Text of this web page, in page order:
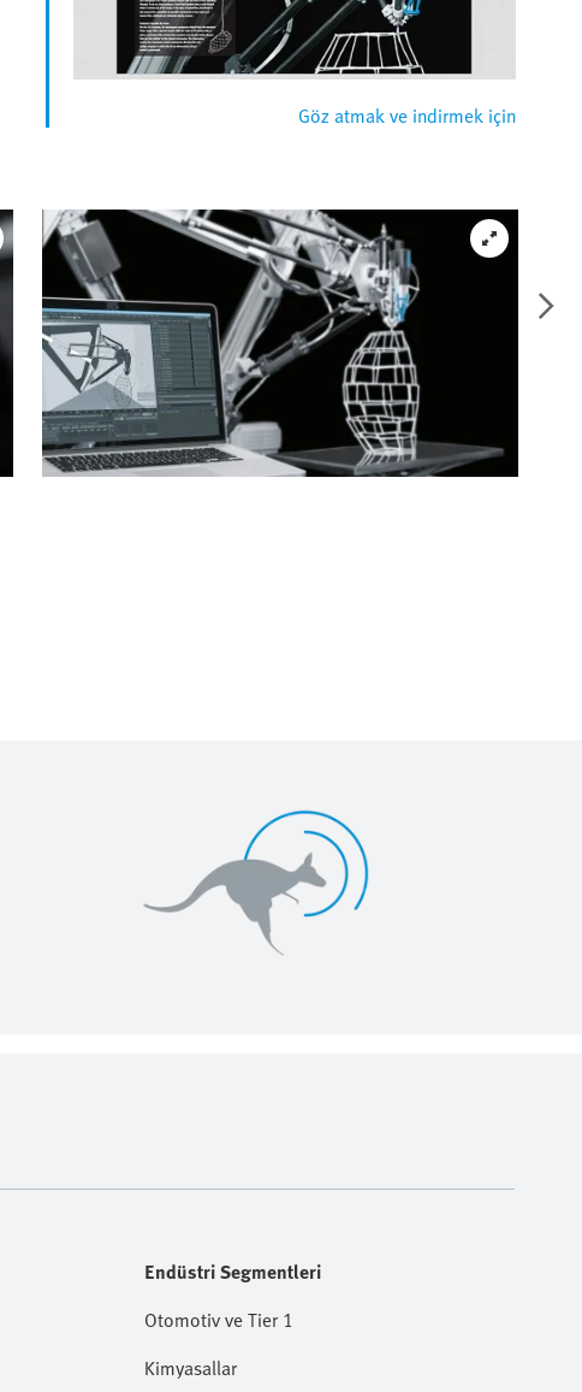
Göz atmak ve indirmek için
Endüstri Segmentleri
Otomotiv ve Tier 1
Kimyasallar